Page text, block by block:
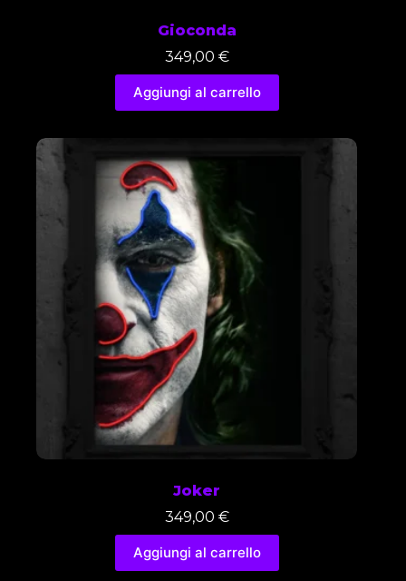
Gioconda
349,00 €
Aggiungi al carrello
Joker
349,00 €
Aggiungi al carrello